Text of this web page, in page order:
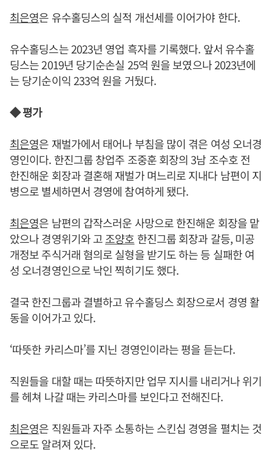
최은영은 유수홀딩스의 실적 개선세를 이어가야 한다.
유수홀딩스는 2023년 영업 흑자를 기록했다. 앞서 유수홀
딩스는 2019년 당기순손실 25억 원을 보였으나 2023년에
는 당기순이익 233억 원을 거뒀다.
◆ 평가
최은영은 재벌가에서 태어나 부침을 많이 겪은 여성 오너경
영인이다. 한진그룹 창업주 조중훈 회장의 3남 조수호 전
한진해운 회장과 결혼해 재벌가 며느리로 지내다 남편이 지
병으로 별세하면서 경영에 참여하게 됐다.
최은영은 남편의 갑작스러운 사망으로 한진해운 회장을 맡
았으나 경영위기와 고조양호 한진그룹 회장과 갈등, 미공
개정보 주식거래 혐의로 실형을 받기도 하는 등 실패한 여
성 오너경영인으로 낙인 찍히기도 했다.
결국 한진그룹과 결별하고 유수홀딩스 회장으로서 경영 활
동을 이어가고 있다.
‘따뜻한 카리스마’를 지닌 경영인이라는 평을 듣는다.
직원들을 대할 때는 따뜻하지만 업무 지시를 내리거나 위기
를 헤쳐 나갈 때는 카리스마를 보인다고 전해진다.
최은영은 직원들과 자주 소통하는 스킨십 경영을 펼치는 것
으로도 알려져 있다.